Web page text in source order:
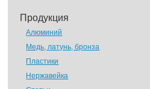
Продукция
Алюминий
Медь, латунь, бронза
Пластики
Нержавейка